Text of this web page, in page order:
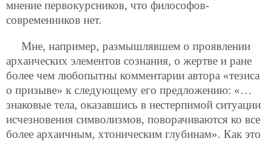
мнение первокурсников, что философов-
современников нет.
Мне, например, размышлявшем о проявлении
архаических элементов сознания, о жертве и ране
более чем любопытны комментарии автора «тезиса
о призыве» к следующему его предложению: «…
знаковые тела, оказавшись в нестерпимой ситуации
исчезновения символизмов, поворачиваются ко все
более архаичным, хтоническим глубинам». Как это